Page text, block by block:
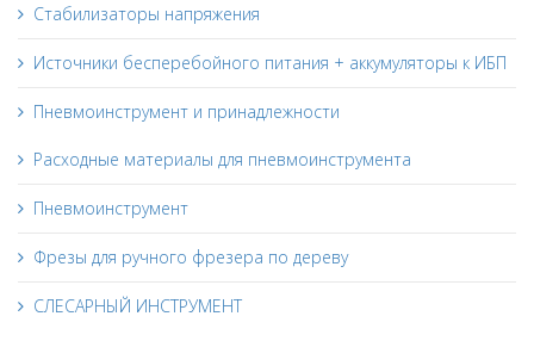
Стабилизаторы напряжения
Источники бесперебойного питания + аккумуляторы к ИБП
Пневмоинструмент и принадлежности
Расходные материалы для пневмоинструмента
Пневмоинструмент
Фрезы для ручного фрезера по дереву
СЛЕСАРНЫЙ ИНСТРУМЕНТ